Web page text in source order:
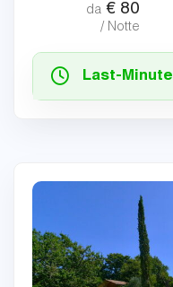
da € 80
/ Notte
Last-Minute